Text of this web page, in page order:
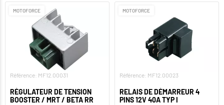
MOTOFORCE
Référence: MF12.00031
RÉGULATEUR DE TENSION
BOOSTER / MRT / BETA RR
MOTOFORCE
Référence: MF12.00023
RELAIS DE DÉMARREUR 4
PINS 12V 40A TYP I